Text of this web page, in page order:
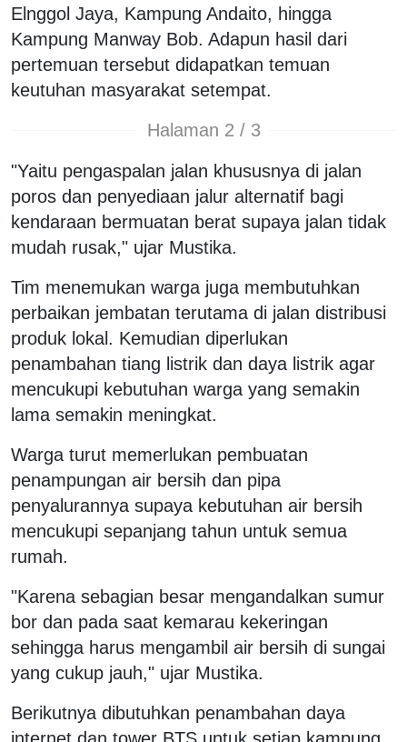
Elnggol Jaya, Kampung Andaito, hingga
Kampung Manway Bob. Adapun hasil dari
pertemuan tersebut didapatkan temuan
keutuhan masyarakat setempat.
Halaman 2 / 3
"Yaitu pengaspalan jalan khususnya di jalan
poros dan penyediaan jalur alternatif bagi
kendaraan bermuatan berat supaya jalan tidak
mudah rusak," ujar Mustika.
Tim menemukan warga juga membutuhkan
perbaikan jembatan terutama di jalan distribusi
produk lokal. Kemudian diperlukan
penambahan tiang listrik dan daya listrik agar
mencukupi kebutuhan warga yang semakin
lama semakin meningkat.
Warga turut memerlukan pembuatan
penampungan air bersih dan pipa
penyalurannya supaya kebutuhan air bersih
mencukupi sepanjang tahun untuk semua
rumah.
"Karena sebagian besar mengandalkan sumur
bor dan pada saat kemarau kekeringan
sehingga harus mengambil air bersih di sungai
yang cukup jauh," ujar Mustika.
Berikutnya dibutuhkan penambahan daya